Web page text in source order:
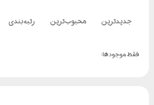
جدیدترین محبوب‌ترین رتبه بندی
فقط موجود ها: